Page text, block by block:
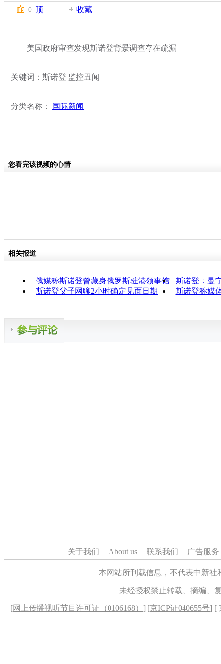
0 顶 收藏
美国政府审查发现斯诺登背景调查存在疏漏
关键词：斯诺登 监控丑闻
分类名称： 国际新闻
您看完该视频的心情
相关报道
俄媒称斯诺登曾藏身俄罗斯驻港领事馆
斯诺登：曼
斯诺登父子网聊2小时确定见面日期
斯诺登称媒
关于我们 | About us | 联系我们 | 广告服务
本网站所刊载信息，不代表中新
未经授权禁止转载、摘编、
[网上传播视听节目许可证（0106168） ] [京ICP证040655号] [